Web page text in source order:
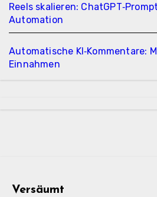
Reels skalieren:
Automation
Automatische KI‑Kommentare:
Einnahmen
Versäumt